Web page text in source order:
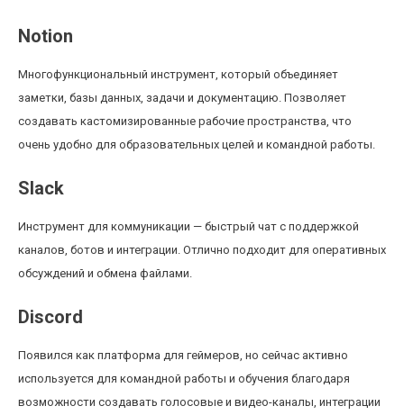
Notion
Многофункциональный инструмент, который объединяет
заметки, базы данных, задачи и документацию. Позволяет
создавать кастомизированные рабочие пространства, что
очень удобно для образовательных целей и командной работы.
Slack
Инструмент для коммуникации — быстрый чат с поддержкой
каналов, ботов и интеграции. Отлично подходит для оперативных
обсуждений и обмена файлами.
Discord
Появился как платформа для геймеров, но сейчас активно
используется для командной работы и обучения благодаря
возможности создавать голосовые и видео-каналы, интеграции